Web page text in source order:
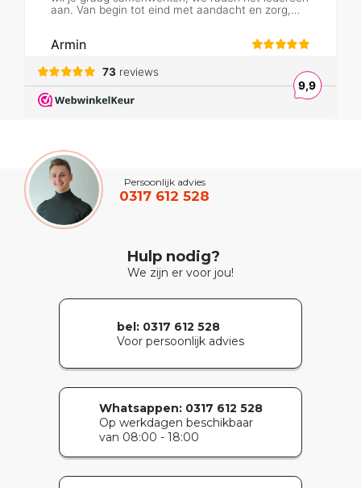
Persoonlijk advies
0317 612 528
Hulp nodig?
We zijn er voor jou!
bel: 0317 612 528
Voor persoonlijk advies
Whatsappen:0317 612 528
Op werkdagen beschikbaar
van 08:00 - 18:00